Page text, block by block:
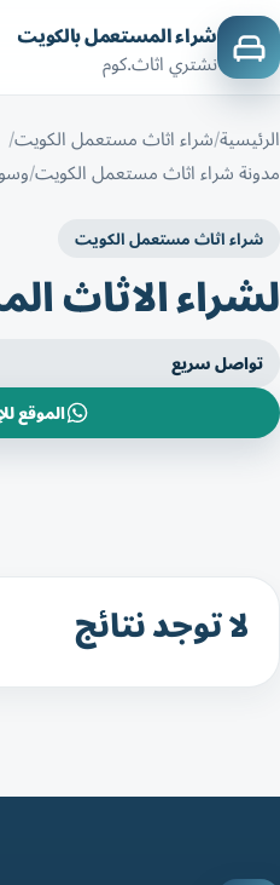
شراء المستعمل بالكويت
نشتري اثاث.كوم
الرئيسية شراء اثاث مستعمل الكويت
مدونة شراء اثاث مستعمل الكويت
شراء اثاث مستعمل الكويت
لشراء الاثاث
تواصل سريع
الموقع
لا توجد نتائج